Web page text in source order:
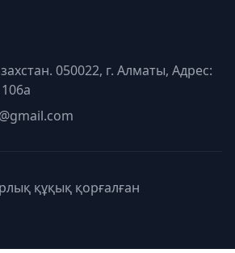
050022, г. Алматы, Адрес:
құқық қорғалған